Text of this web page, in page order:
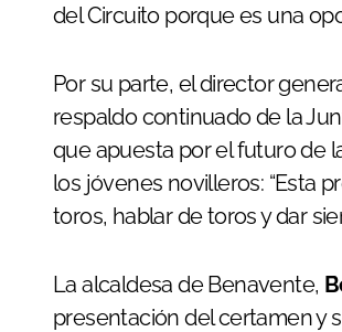
del Circuito porque es una
Por su parte, el director
respaldo continuado de la
que apuesta por el futuro de
los jóvenes novilleros: “Esta
toros, hablar de toros y dar
La alcaldesa de Benavente,
presentación del certamen y